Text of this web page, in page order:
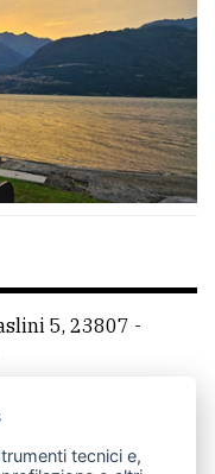
5, 23807 -
RSS
tecnici e,